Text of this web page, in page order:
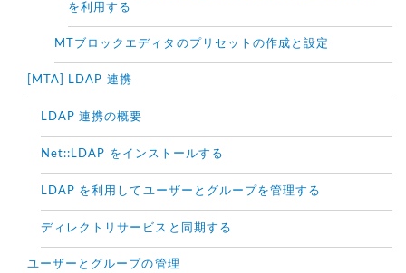
を利用する
MTブロックエディタのプリセットの作成と設定
[MTA] LDAP 連携
LDAP 連携の概要
Net::LDAP をインストールする
LDAP を利用してユーザーとグループを管理する
ディレクトリサービスと同期する
ユーザーとグループの管理